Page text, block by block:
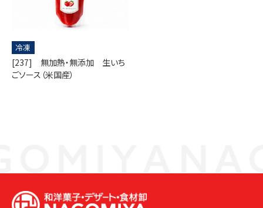
冷凍
[237] 無加熱・無添加 生いち
ごソース（米国産）